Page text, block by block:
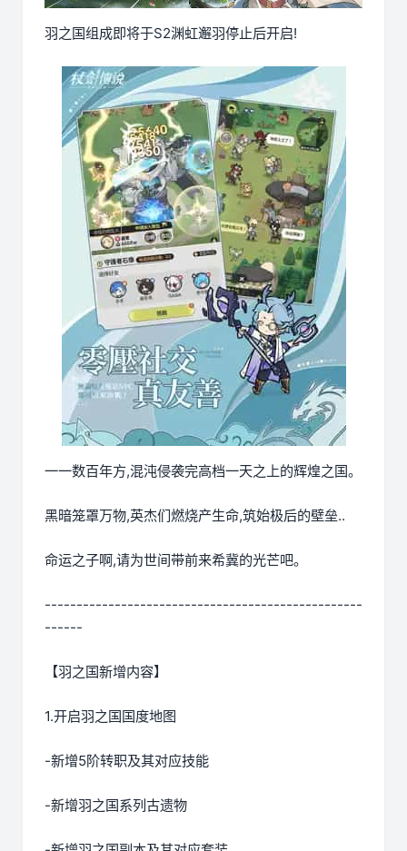
羽之国组成即将于S2渊虹邂羽停止后开启!
一一数百年方,混沌侵袭完高档一天之上的辉煌之国。
黑暗笼罩万物,英杰们燃烧产生命,筑始极后的壁垒..
命运之子啊,请为世间带前来希冀的光芒吧。
--------------------------------------------------
------
【羽之国新增内容】
1.开启羽之国国度地图
-新增5阶转职及其对应技能
-新增羽之国系列古遗物